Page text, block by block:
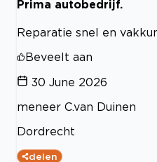
Prima autobedrijf.
Reparatie snel en
Beveelt aan
30 June 2026
meneer C.van Duinen
Dordrecht
delen